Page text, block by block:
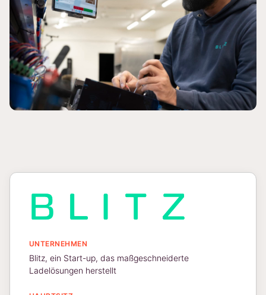
UNTERNEHMEN
Blitz, ein Start-up, das maßgeschneiderte
Ladelösungen herstellt